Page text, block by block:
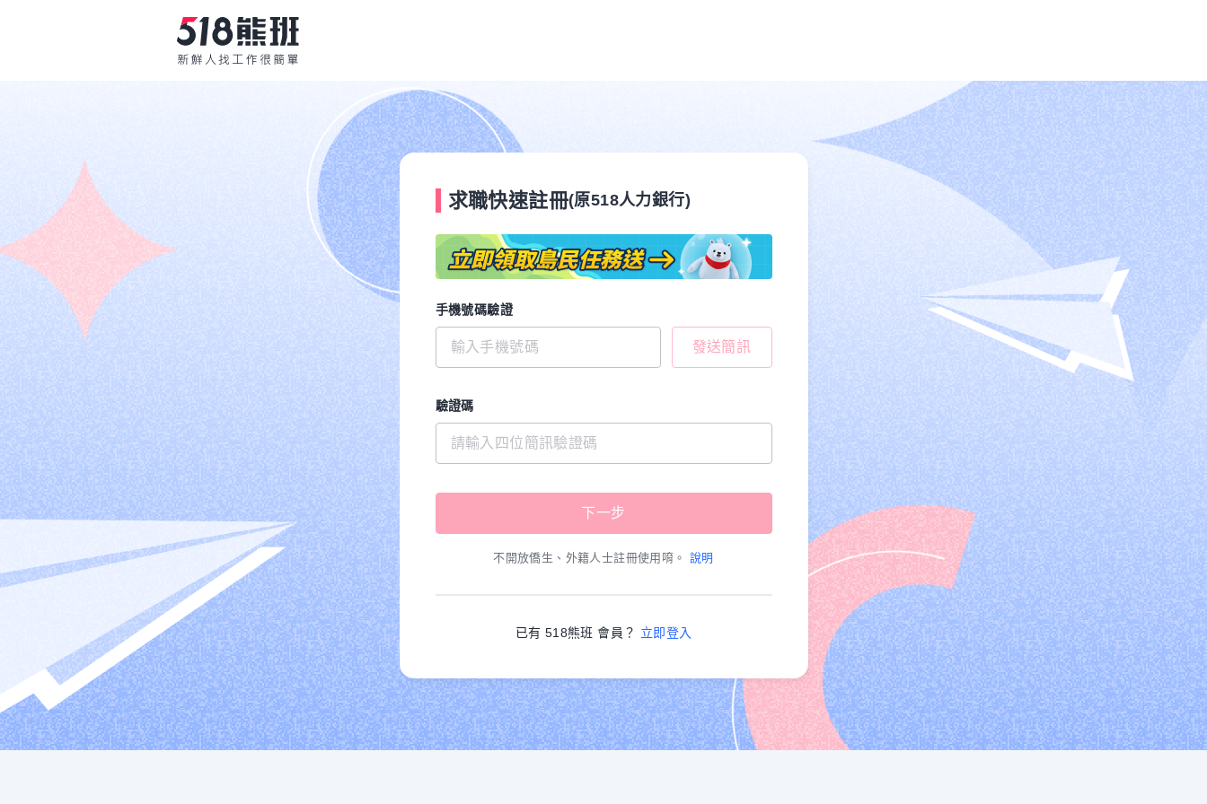
求職快速註冊(原518人力銀行)
手機號碼驗證
發送簡訊
驗證碼
不開放僑生、外籍人士註冊使用唷。 說明
已有 518熊班 會員？ 立即登入